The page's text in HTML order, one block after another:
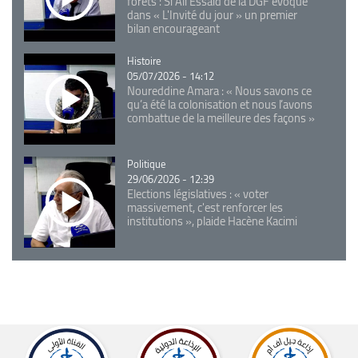
dans « L'Invité du jour » un premier
bilan encourageant
Catégorie
Histoire
05/07/2026 - 14:12
Noureddine Amara : « Nous savons ce
qu’a été la colonisation et nous l’avons
combattue de la meilleure des façons »
Catégorie
Politique
29/06/2026 - 12:39
Elections législatives : « voter
massivement, c'est renforcer les
institutions », plaide Hacène Kacimi